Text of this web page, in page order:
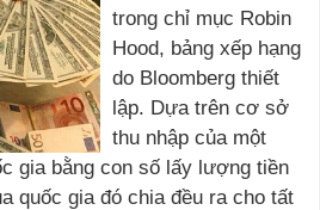
trong chỉ mục Robin
Hood, bảng xếp hạng
do Bloomberg thiết
lập. Dựa trên cơ sở
thu nhập của một
gia bằng con số lấy lượng tiền
quốc gia đó chia đều ra cho tất